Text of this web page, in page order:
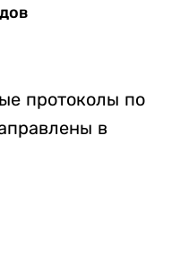
протоколы по
в